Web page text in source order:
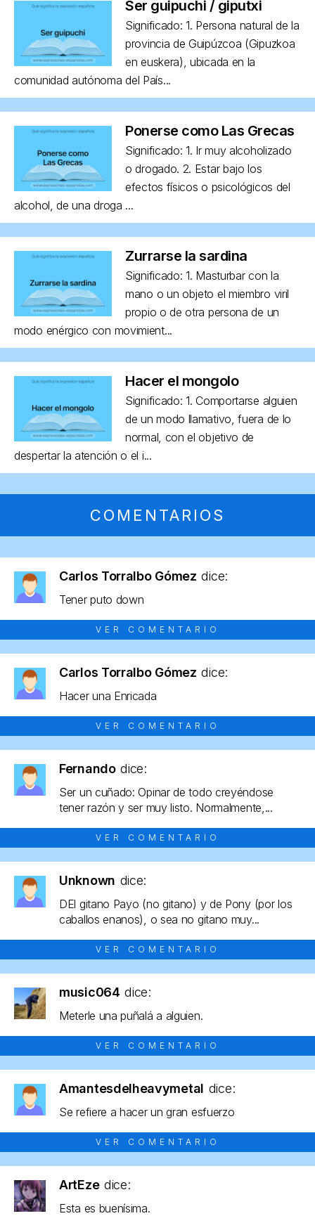
Ser guipuchi / giputxi
Significado: 1. Persona natural de la
provincia de Guipúzcoa (Gipuzkoa
en euskera), ubicada en la
comunidad autónoma del País...
Ponerse como Las Grecas
Significado: 1. Ir muy alcoholizado
o drogado. 2. Estar bajo los
efectos físicos o psicológicos del
alcohol, de una droga ...
Zurrarse la sardina
Significado: 1. Masturbar con la
mano o un objeto el miembro viril
propio o de otra persona de un
modo enérgico con movimient...
Hacer el mongolo
Significado: 1. Comportarse alguien
de un modo llamativo, fuera de lo
normal, con el objetivo de
despertar la atención o el i...
COMENTARIOS
Carlos Torralbo Gómez dice:
Tener puto down
VER COMENTARIO
Carlos Torralbo Gómez dice:
Hacer una Enricada
VER COMENTARIO
Fernando dice:
Ser un cuñado: Opinar de todo creyéndose
tener razón y ser muy listo. Normalmente,...
VER COMENTARIO
Unknown dice:
DEl gitano Payo (no gitano) y de Pony (por los
caballos enanos), o sea no gitano muy...
VER COMENTARIO
music064 dice:
Meterle una puñalá a alguien.
VER COMENTARIO
Amantesdelheavymetal dice:
Se refiere a hacer un gran esfuerzo
VER COMENTARIO
ArtEze dice:
Esta es buenísima.